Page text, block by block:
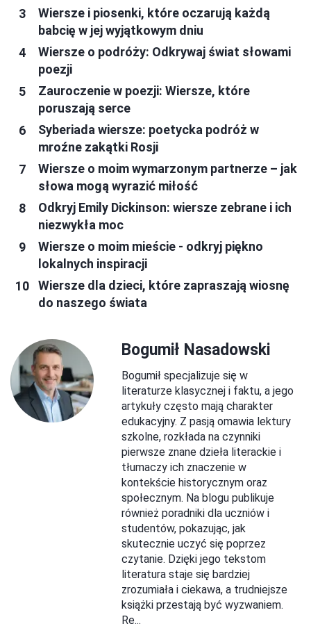
Wiersze i piosenki, które oczarują każdą
babcię w jej wyjątkowym dniu
Wiersze o podróży: Odkrywaj świat słowami
poezji
Zauroczenie w poezji: Wiersze, które
poruszają serce
Syberiada wiersze: poetycka podróż w
mroźne zakątki Rosji
Wiersze o moim wymarzonym partnerze – jak
słowa mogą wyrazić miłość
Odkryj Emily Dickinson: wiersze zebrane i ich
niezwykła moc
Wiersze o moim mieście - odkryj piękno
lokalnych inspiracji
Wiersze dla dzieci, które zapraszają wiosnę
do naszego świata
Bogumił Nasadowski
Bogumił specjalizuje się w
literaturze klasycznej i faktu, a jego
artykuły często mają charakter
edukacyjny. Z pasją omawia lektury
szkolne, rozkłada na czynniki
pierwsze znane dzieła literackie i
tłumaczy ich znaczenie w
kontekście historycznym oraz
społecznym. Na blogu publikuje
również poradniki dla uczniów i
studentów, pokazując, jak
skutecznie uczyć się poprzez
czytanie. Dzięki jego tekstom
literatura staje się bardziej
zrozumiała i ciekawa, a trudniejsze
książki przestają być wyzwaniem.
Re...